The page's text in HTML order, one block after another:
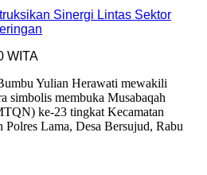
Sinergi Lintas Sektor
WITA